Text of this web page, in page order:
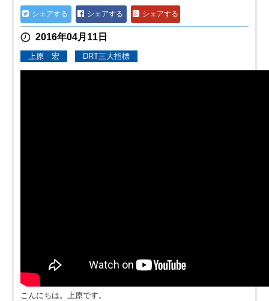
シェアする シェアする シェアする
2016年04月11日
上原 宏 DRT三大指標
こんにちは。上原です。